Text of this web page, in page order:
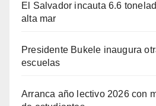
El Salvador incauta 6.6
alta mar
Presidente Bukele inaugura
escuelas
Arranca año lectivo 2026 con